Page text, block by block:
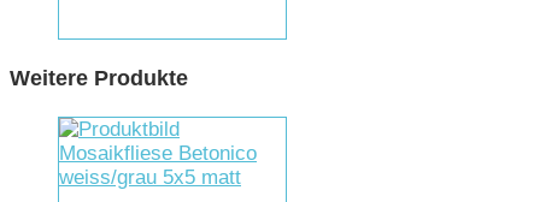
Weitere Produkte